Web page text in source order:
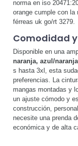
norma en iso
orange cumple con
férreas uk go/rt 3279.
Comodidad
Disponible en una
naranja, azul/
s hasta 3xl, esta
preferencias. La
mangas montadas y
un ajuste cómodo y
construcción,
necesite una prenda
económica y de alta